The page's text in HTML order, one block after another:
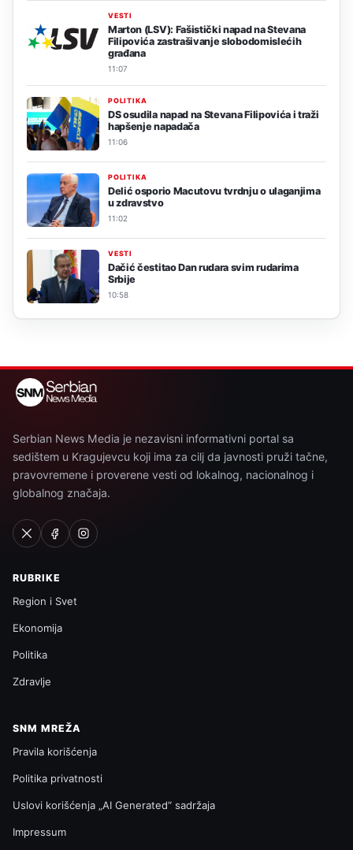
VESTI
Marton (LSV): Fašistički napad na Stevana
Filipovića zastrašivanje slobodomislećih
građana
11:07
POLITIKA
DS osudila napad na Stevana Filipovića i traži
hapšenje napadača
11:06
POLITIKA
Delić osporio Macutovu tvrdnju o ulaganjima
u zdravstvo
11:02
VESTI
Dačić čestitao Dan rudara svim rudarima
Srbije
10:58
Serbian News Media je nezavisni informativni portal sa
sedištem u Kragujevcu koji ima za cilj da javnosti pruži tačne,
pravovremene i proverene vesti od lokalnog, nacionalnog i
globalnog značaja.
RUBRIKE
Region i Svet
Ekonomija
Politika
Zdravlje
SNM MREŽA
Pravila korišćenja
Politika privatnosti
Uslovi korišćenja „AI Generated“ sadržaja
Impressum